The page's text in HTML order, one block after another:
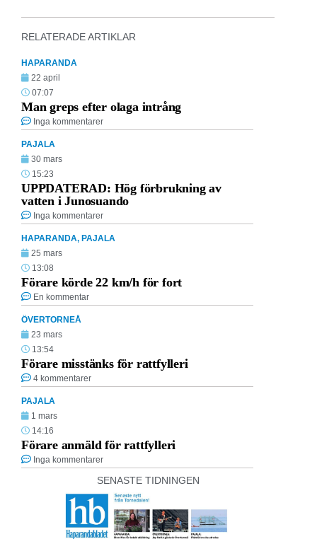
RELATERADE ARTIKLAR
HAPARANDA
22 april
07:07
Man greps efter olaga intrång
Inga kommentarer
PAJALA
30 mars
15:23
UPPDATERAD: Hög förbrukning av
vatten i Junosuando
Inga kommentarer
HAPARANDA, PAJALA
25 mars
13:08
Förare körde 22 km/h för fort
En kommentar
ÖVERTORNEÅ
23 mars
13:54
Förare misstänks för rattfylleri
4 kommentarer
PAJALA
1 mars
14:16
Förare anmäld för rattfylleri
Inga kommentarer
SENASTE TIDNINGEN